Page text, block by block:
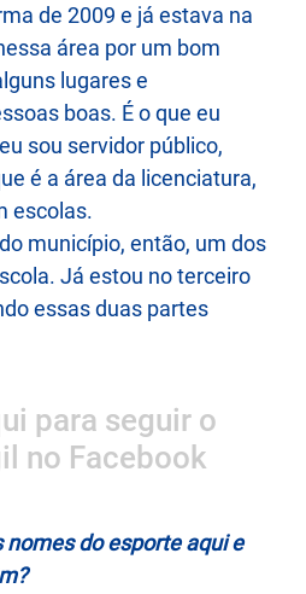
de 2009 e já estava na
área por um bom
lugares e
boas. É o que eu
sou servidor público,
é a área da licenciatura,
escolas.
município, então, um dos
Já estou no terceiro
essas duas partes
para seguir o
no Facebook
nomes do esporte aqui e